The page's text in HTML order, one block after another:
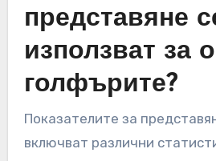
представяне
използват за
голфърите?
Показателите за
включват различни